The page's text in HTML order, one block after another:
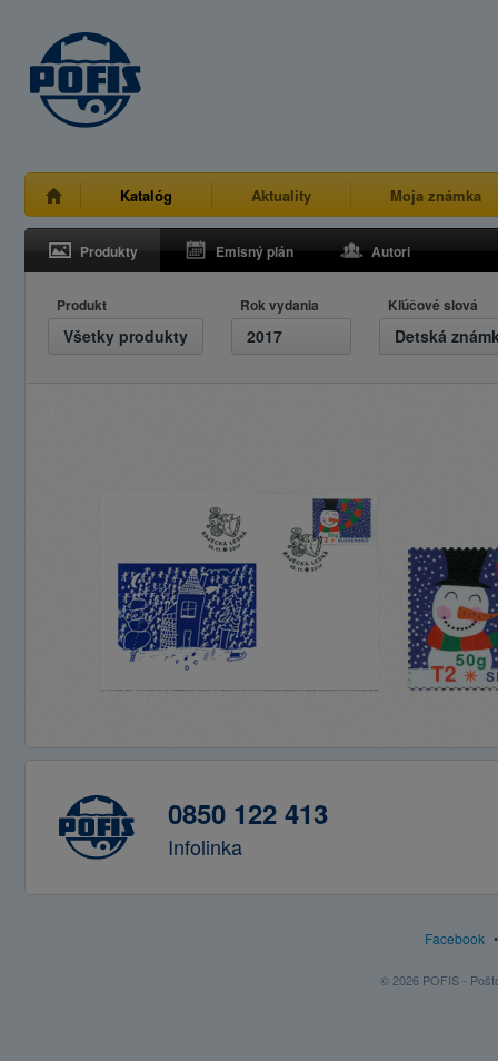
Katalóg Aktuality Moja známka
Produkty Emisný plán Autori
Produkt
Všetky produkty
Rok vydania
2017
Kľúčové slová
Detská
0850 122 413
Infolinka
Facebook
© 2026 POFIS -